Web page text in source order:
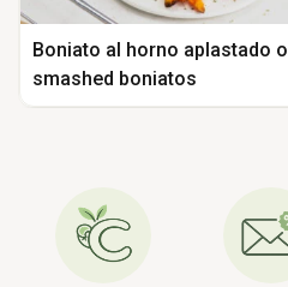
Boniato al horno aplastado o
smashed boniatos